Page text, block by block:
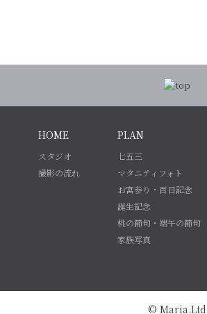
HOME
スタジオ
撮影の流れ
PLAN
七五三
マタニティフォト
お宮参り・百日記念
誕生記念
桃の節句・端午の節句
家族写真
© Maria.Ltd